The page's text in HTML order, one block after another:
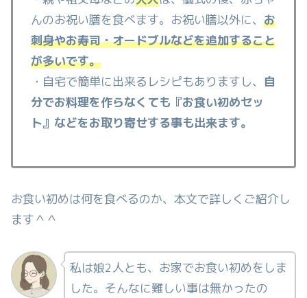
んのお祝い膳を食べます。お祝い膳以外に、 お
刺身やお寿司・オードブルなどを追加すること
が多いです。
・自宅で簡単に出来るレシピもありますし、
自
分でお料理を作らなくても『お食い初めセッ
ト』などをお取り寄せする事も出来ます。
お食い初めは何を食べるのか、本文で詳しくご紹介し
ます＾＾
私は娘2人とも、お家でお食い初めをしま
した。そんなに難しい事は無かったの